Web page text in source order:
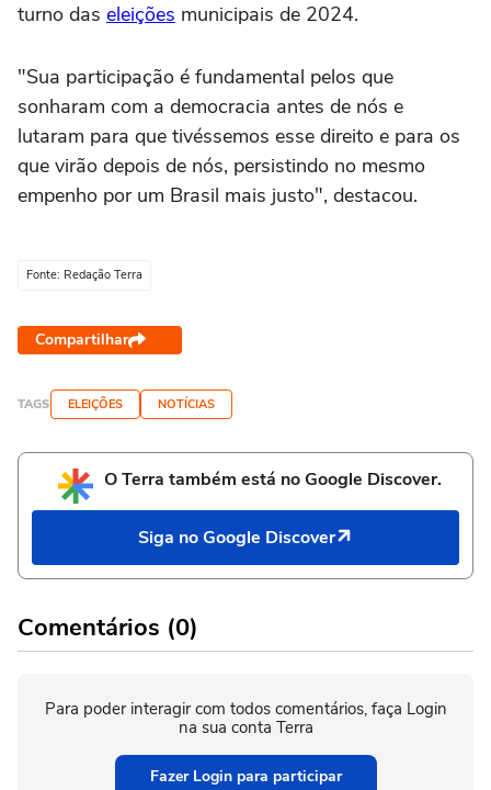
turno das eleições municipais de 2024.
"Sua participação é fundamental pelos que
sonharam com a democracia antes de nós e
lutaram para que tivéssemos esse direito e para os
que virão depois de nós, persistindo no mesmo
empenho por um Brasil mais justo", destacou.
Fonte: Redação Terra
Compartilhar
TAGS ELEIÇÕES NOTÍCIAS
O Terra também está no Google Discover.
Siga no Google Discover
Comentários (0)
Para poder interagir com todos comentários, faça Login
na sua conta Terra
Fazer Login para participar